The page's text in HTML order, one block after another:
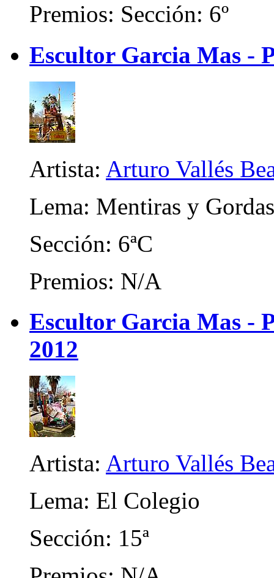
Premios: Sección: 6º
Escultor Garcia Mas -
Artista: Arturo Vallés
Lema: Mentiras y Gordas
Sección: 6ªC
Premios: N/A
Escultor Garcia Mas -
2012
Artista: Arturo Vallés
Lema: El Colegio
Sección: 15ª